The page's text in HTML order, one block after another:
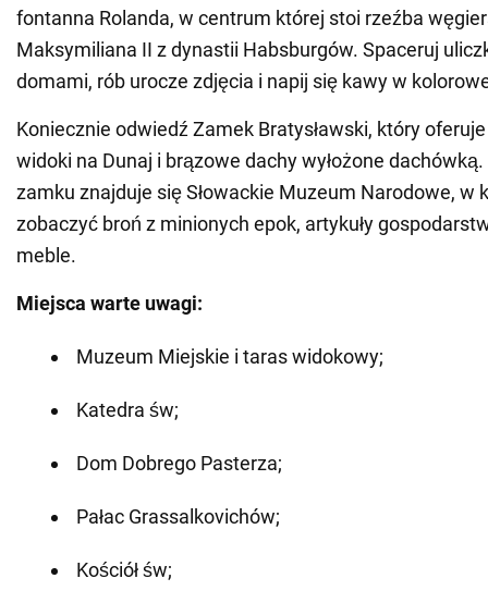
fontanna Rolanda, w centrum której stoi rzeźba
Maksymiliana II z dynastii Habsburgów. Spaceruj
domami, rób urocze zdjęcia i napij się kawy w
Koniecznie odwiedź Zamek Bratysławski, który
widoki na Dunaj i brązowe dachy wyłożone
zamku znajduje się Słowackie Muzeum Narodowe, w
zobaczyć broń z minionych epok, artykuły
meble.
Miejsca warte uwagi:
Muzeum Miejskie i taras widokowy;
Katedra św;
Dom Dobrego Pasterza;
Pałac Grassalkovichów;
Kościół św;